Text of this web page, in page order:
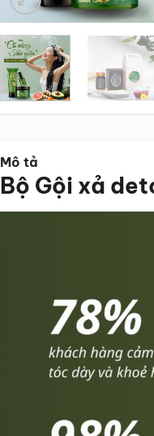
Mô tả
Bộ Gội xả